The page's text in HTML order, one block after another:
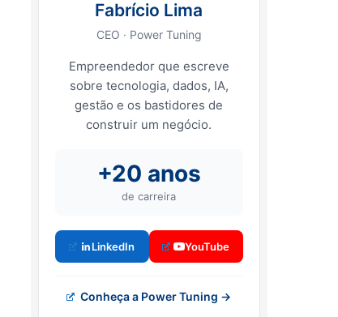
Fabrício Lima
CEO · Power Tuning
Empreendedor que escreve
sobre tecnologia, dados, IA,
gestão e os bastidores de
construir um negócio.
+20 anos
de carreira
LinkedIn YouTube
Conheça a Power Tuning →